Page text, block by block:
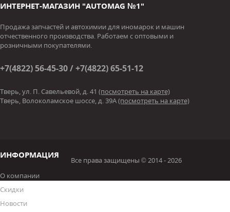
ИНТЕРНЕТ-МАГАЗИН "AUTOMAG №1"
Продажа запчастей и автохимии для иномарок и машин
отчественного производства. Работаем с оптовыми и
розничными покупателями.
+7(4822) 56-45-30 / +7(4822) 65-51-12
Тверь, ул. П. Савельевой, д. 41 (посмотреть на карте)
Тверь, Волоколамское шоссе, д. 39А(посмотреть на карте)
ИНФОРМАЦИЯ
О компании
Скидки
Новости
Все права защищены © 2014 - 2026